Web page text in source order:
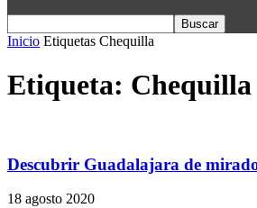
Inicio Etiquetas Chequilla
Etiqueta: Chequilla
Descubrir Guadalajara de
18 agosto 2020